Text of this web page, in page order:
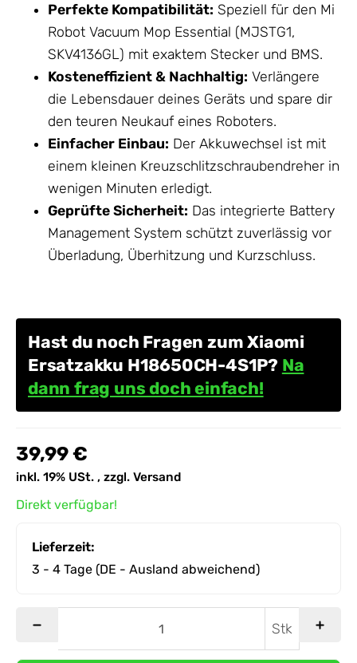
Perfekte Kompatibilität: Speziell für den Mi
Robot Vacuum Mop Essential (MJSTG1,
SKV4136GL) mit exaktem Stecker und BMS.
Kosteneffizient & Nachhaltig: Verlängere
die Lebensdauer deines Geräts und spare dir
den teuren Neukauf eines Roboters.
Einfacher Einbau: Der Akkuwechsel ist mit
einem kleinen Kreuzschlitzschraubendreher in
wenigen Minuten erledigt.
Geprüfte Sicherheit: Das integrierte Battery
Management System schützt zuverlässig vor
Überladung, Überhitzung und Kurzschluss.
Hast du noch Fragen zum Xiaomi
Ersatzakku H18650CH-4S1P? Na
dann frag uns doch einfach!
39,99 €
inkl. 19% USt. , zzgl. Versand
Direkt verfügbar!
Lieferzeit:
3 - 4 Tage (DE - Ausland abweichend)
Stk